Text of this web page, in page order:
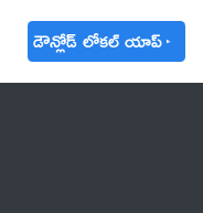
డౌన్లోడ్ లోకల్ యాప్